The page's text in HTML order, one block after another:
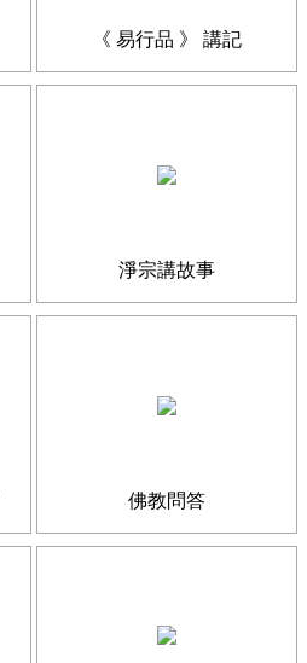
《 易行品 》 講記
淨宗講故事
佛教問答